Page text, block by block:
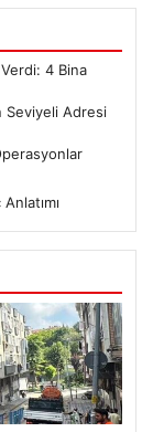
Verdi: 4 Bina
Seviyeli Adresi